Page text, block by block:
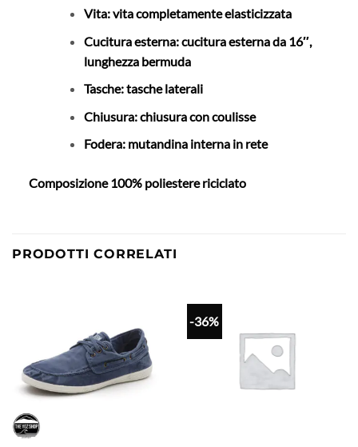
Vita: vita completamente elasticizzata
Cucitura esterna: cucitura esterna da 16″,
lunghezza bermuda
Tasche: tasche laterali
Chiusura: chiusura con coulisse
Fodera: mutandina interna in rete
Composizione100% poliestere riciclato
PRODOTTI CORRELATI
-36%